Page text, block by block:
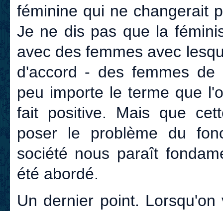
féminine qui ne changerait
Je ne dis pas que la
avec des femmes avec
d'accord - des femmes de
peu importe le terme que
fait positive. Mais que
poser le problème du
société nous paraît
été abordé.
Un dernier point.